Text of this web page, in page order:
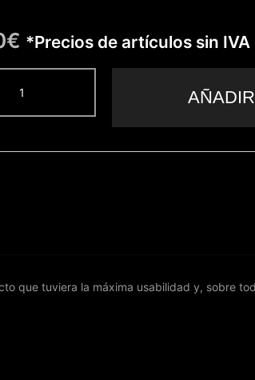
€ *Precios de artículos sin IVA
CARTUCHO
9
que tuviera la máxima usabilidad y, sobre